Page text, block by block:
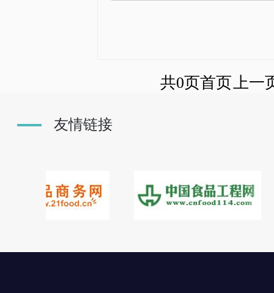
共0页首页上一
友情链接